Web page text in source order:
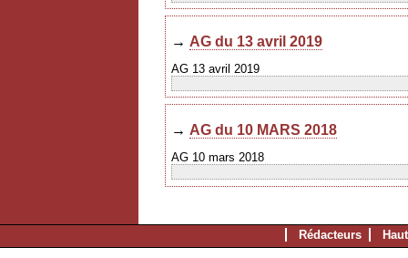
→ AG du 13 avril 2019
AG 13 avril 2019
→ AG du 10 MARS 2018
AG 10 mars 2018
Rédacteurs